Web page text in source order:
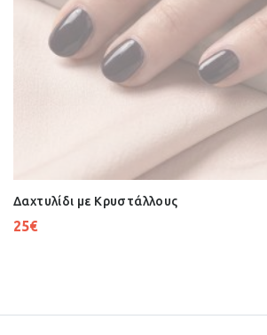
Δαχτυλίδι με Κρυστάλλους
25€